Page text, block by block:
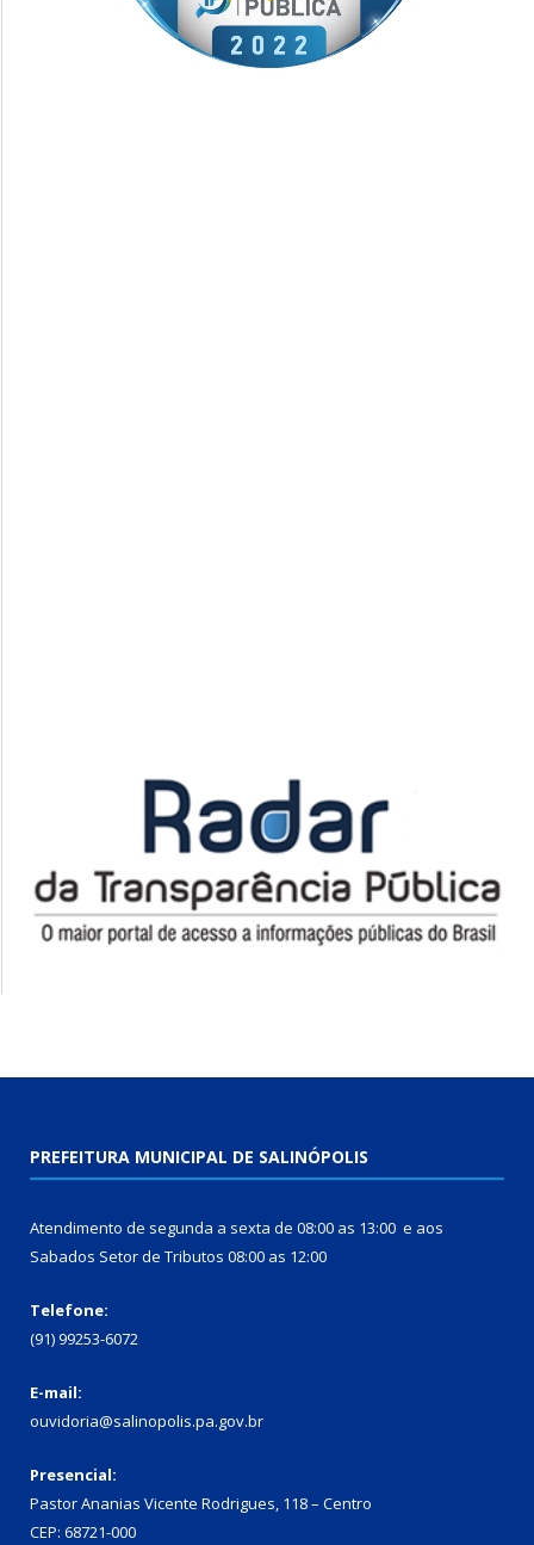
PREFEITURA MUNICIPAL DE SALINÓPOLIS
Atendimento de segunda a sexta de 08:00 as 13:00 e aos
Sabados Setor de Tributos 08:00 as 12:00
Telefone:
(91) 99253-6072
E-mail:
ouvidoria@salinopolis.pa.gov.br
Presencial:
Pastor Ananias Vicente Rodrigues, 118 – Centro
CEP: 68721-000